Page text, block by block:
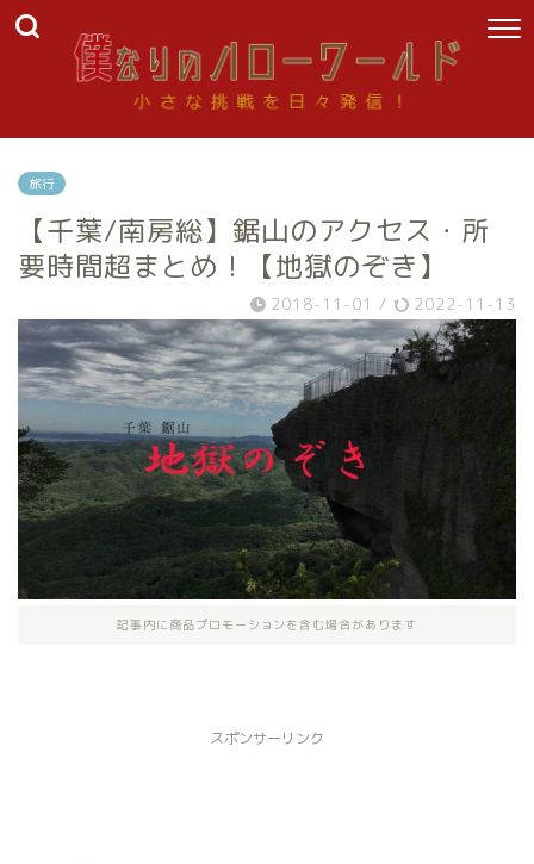
旅行
【千葉/南房総】鋸山のアクセス・所
要時間超まとめ！【地獄のぞき】
2018-11-01 / 2022-11-13
記事内に商品プロモーションを含む場合があります
スポンサーリンク